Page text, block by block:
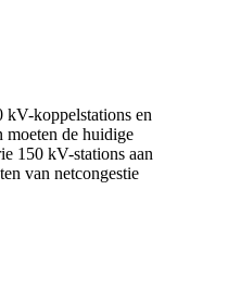
koppelstations en
moeten de huidige
150 kV-stations aan
van netcongestie